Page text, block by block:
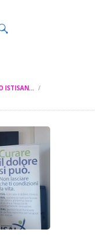
ISTISAN...